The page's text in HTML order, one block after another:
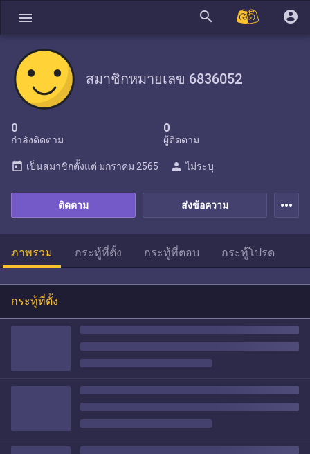
menu search account_circle
สมาชิกหมายเลข 6836052
0
กำลังติดตาม
0
ผู้ติดตาม
ส่งข้อความ
ติดตาม
today เป็นสมาชิกตั้งแต่ มกราคม 2565 person ไม่ระบุ
more_horiz
ภาพรวม กระทู้ที่ตั้ง กระทู้ที่ตอบ กระทู้โปรด
กระทู้ที่ตั้ง